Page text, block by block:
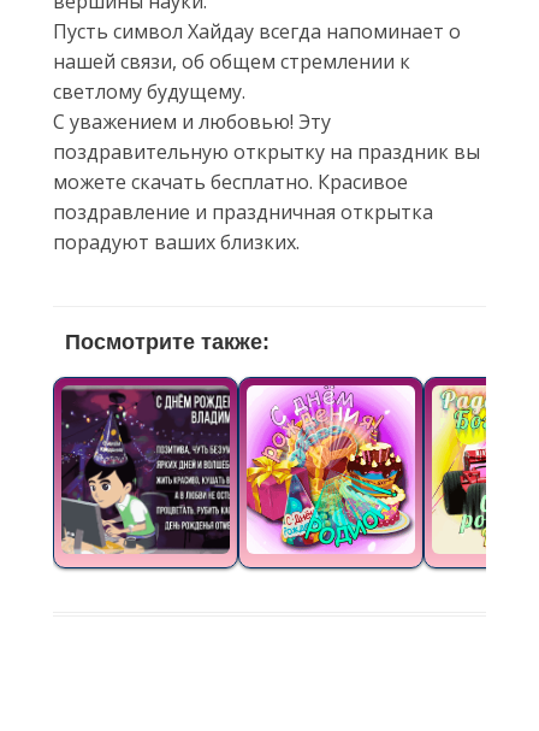
Пусть символ Хайдау всегда напоминает о
нашей связи, об общем стремлении к
светлому будущему.
С уважением и любовью! Эту
поздравительную открытку на праздник вы
можете скачать бесплатно. Красивое
поздравление и праздничная открытка
порадуют ваших близких.
Посмотрите также: